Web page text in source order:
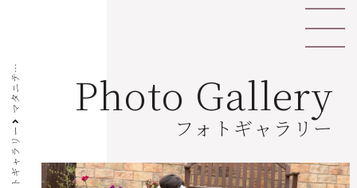
Photo Gallery
フォトギャラリー
フォトギャラリー
マ
タ
ニ
テ
ィ
フ
ォ
ト